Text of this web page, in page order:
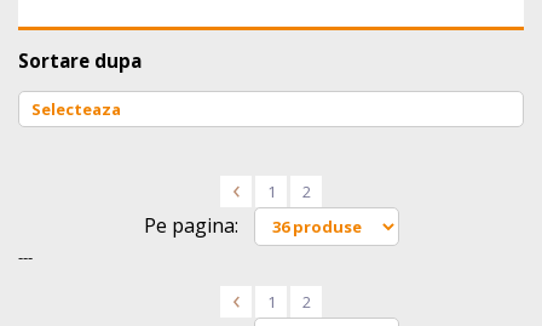
Sortare dupa
< 1 2
Pe pagina:
---
< 1 2